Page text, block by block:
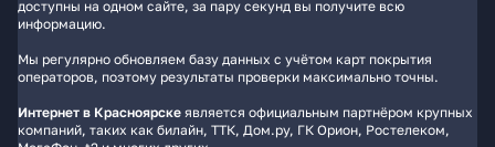
доступны на одном сайте, за пару секунд вы получите всю
информацию.
Мы регулярно обновляем базу данных с учётом карт покрытия
операторов, поэтому результаты проверки максимально точны.
Интернет в Красноярске является официальным партнёром крупных
компаний, таких как билайн, ТТК, Дом.ру, ГК Орион, Ростелеком,